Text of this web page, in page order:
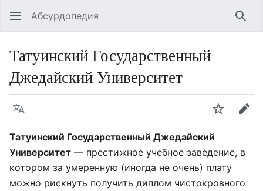
Абсурдопедия
Татуинский Государственный
Джедайский Университет
Язык
Татуинский Государственный Джедайский
Университет — престижное учебное заведение, в
котором за умеренную (иногда не очень) плату
можно рискнуть получить диплом чистокровного